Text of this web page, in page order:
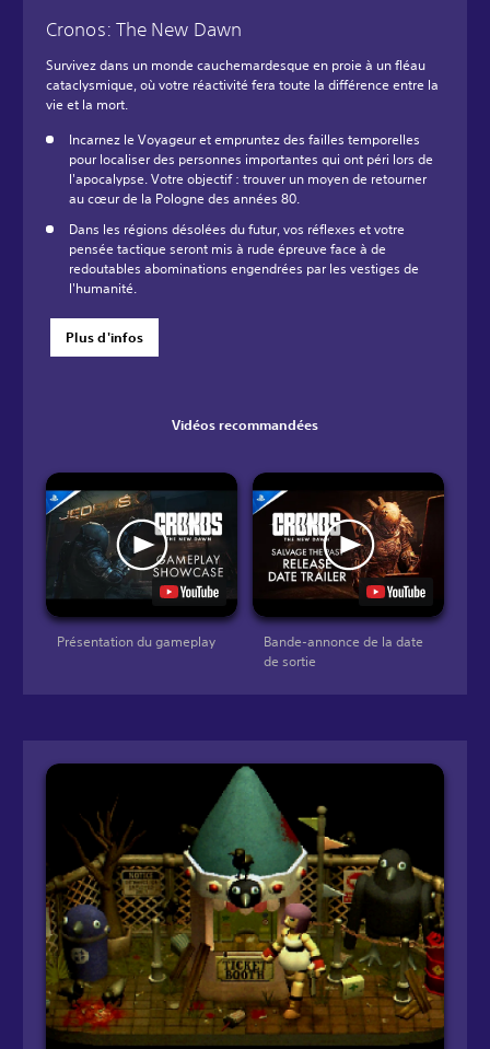
Cronos: The New Dawn
Survivez dans un monde cauchemardesque en proie à un fléau
cataclysmique, où votre réactivité fera toute la différence entre la
vie et la mort.
Incarnez le Voyageur et empruntez des failles temporelles
pour localiser des personnes importantes qui ont péri lors de
l'apocalypse. Votre objectif : trouver un moyen de retourner
au cœur de la Pologne des années 80.
Dans les régions désolées du futur, vos réflexes et votre
pensée tactique seront mis à rude épreuve face à de
redoutables abominations engendrées par les vestiges de
l'humanité.
Plus d'infos
Vidéos recommandées
Présentation du gameplay
Bande-annonce de la date
de sortie